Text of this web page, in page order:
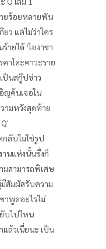
ยร้อยหลายพัน
ว แต่ไม่ว่าใคร
ายได้ ‘โองาซา
าโดะคาวะราย
ป็นสกู๊ปข่าว
ญค้นเจอใน
ามหวังสุดท้าย
ลับไม่ใช่รูป
านแห่งนั้นซึ่งก็
มสามารถพิเศษ
มีสัมผัสรับความ
าพูดอะไรไม่
ยับไปไหน
แล้วเนี่ยนะ เป็น